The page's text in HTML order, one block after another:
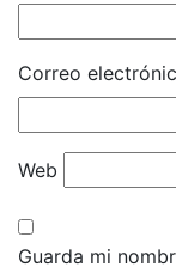
Correo
Web
Guarda mi